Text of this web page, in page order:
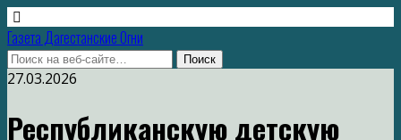
Газета Дагестанские Огни
27.03.2026
Республиканскую детскую